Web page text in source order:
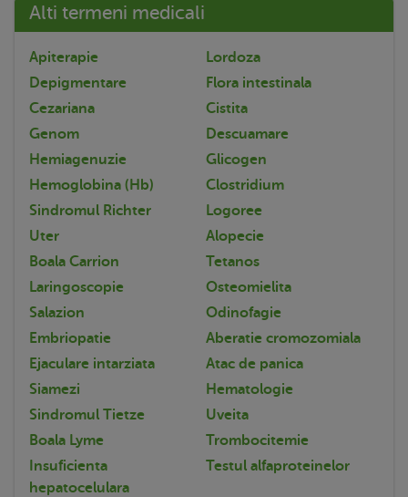
Alti termeni medicali
Apiterapie
Lordoza
Depigmentare
Flora intestinala
Cezariana
Cistita
Genom
Descuamare
Hemiagenuzie
Glicogen
Hemoglobina (Hb)
Clostridium
Sindromul Richter
Logoree
Uter
Alopecie
Boala Carrion
Tetanos
Laringoscopie
Osteomielita
Salazion
Odinofagie
Embriopatie
Aberatie cromozomiala
Ejaculare intarziata
Atac de panica
Siamezi
Hematologie
Sindromul Tietze
Uveita
Boala Lyme
Trombocitemie
Insuficienta
hepatocelulara
Testul alfaproteinelor